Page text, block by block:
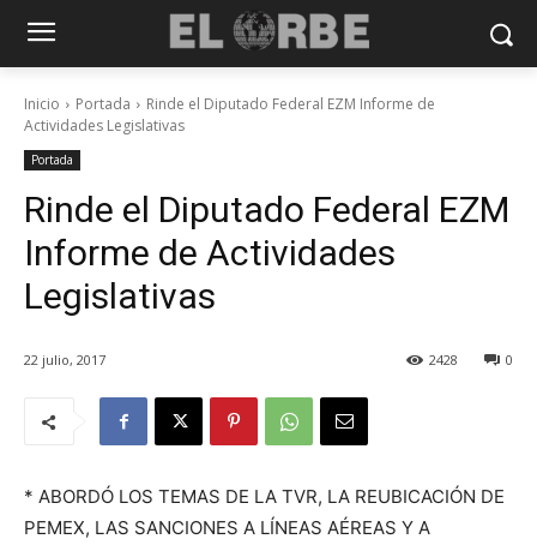
Inicio Portada
Rinde el Diputado Federal EZM Informe de
Actividades Legislativas
Portada
Rinde el Diputado Federal EZM
Informe de Actividades
Legislativas
22 julio, 2017 0
2428
* ABORDÓ LOS TEMAS DE LA TVR, LA REUBICACIÓN DE
PEMEX, LAS SANCIONES A LÍNEAS AÉREAS Y A